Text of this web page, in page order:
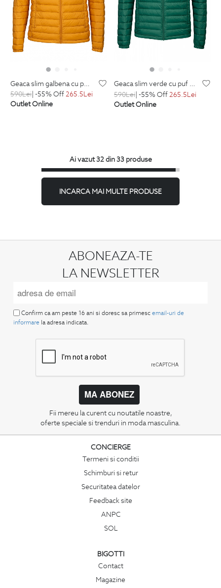
geaca slim galbena cu puf si gluga detasabila
590Lei| -55% Off265.5Lei
Outlet Online
geaca slim verde cu puf si gluga detasabila
590Lei| -55% Off265.5Lei
Outlet Online
Ai vazut 32 din 33 produse
INCARCA MAI MULTE PRODUSE
ABONEAZA-TE
LA NEWSLETTER
Confirm ca am peste 16 ani si doresc sa primesc email-uri de
informare la adresa indicata.
MA ABONEZ
Fii mereu la curent cu noutatile noastre,
oferte speciale si trenduri in moda masculina.
CONCIERGE
Termeni si conditii
Schimburi si retur
Securitatea datelor
Feedback site
ANPC
SOL
BIGOTTI
Contact
Magazine